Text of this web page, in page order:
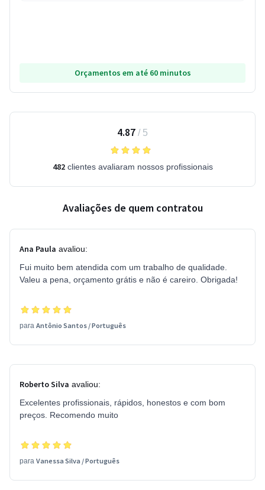
Orçamentos em até 60 minutos
4.87 / 5
482clientes avaliaram nossos profissionais
Avaliações de quem contratou
Ana Paula avaliou:
Fui muito bem atendida com um trabalho de qualidade.
Valeu a pena, orçamento grátis e não é careiro. Obrigada!
para Antônio Santos /Português
Roberto Silva avaliou:
Excelentes profissionais, rápidos, honestos e com bom
preços. Recomendo muito
para Vanessa Silva /Português